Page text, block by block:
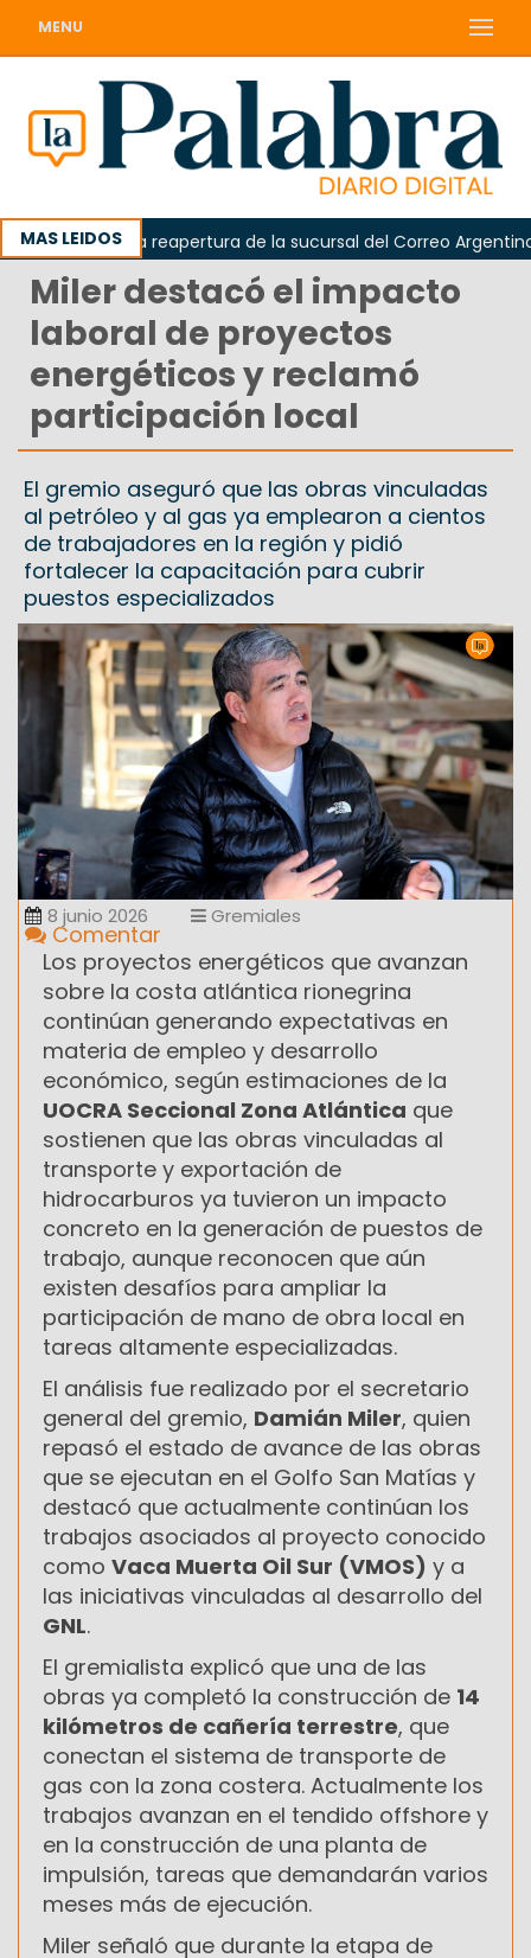
MENU
MAS LEIDOSla reapertura de la sucursal del Correo Argentino en
Miler destacó el impacto
laboral de proyectos
energéticos y reclamó
participación local
El gremio aseguró que las obras vinculadas
al petróleo y al gas ya emplearon a cientos
de trabajadores en la región y pidió
fortalecer la capacitación para cubrir
puestos especializados
8 junio 2026 Gremiales
Comentar
Los proyectos energéticos que avanzan
sobre la costa atlántica rionegrina
continúan generando expectativas en
materia de empleo y desarrollo
económico, según estimaciones de la
UOCRA Seccional Zona Atlántica que
sostienen que las obras vinculadas al
transporte y exportación de
hidrocarburos ya tuvieron un impacto
concreto en la generación de puestos de
trabajo, aunque reconocen que aún
existen desafíos para ampliar la
participación de mano de obra local en
tareas altamente especializadas.
El análisis fue realizado por el secretario
general del gremio, Damián Miler, quien
repasó el estado de avance de las obras
que se ejecutan en el Golfo San Matías y
destacó que actualmente continúan los
trabajos asociados al proyecto conocido
como Vaca Muerta Oil Sur (VMOS) y a
las iniciativas vinculadas al desarrollo del
GNL.
El gremialista explicó que una de las
obras ya completó la construcción de 14
kilómetros de cañería terrestre, que
conectan el sistema de transporte de
gas con la zona costera. Actualmente los
trabajos avanzan en el tendido offshore y
en la construcción de una planta de
impulsión, tareas que demandarán varios
meses más de ejecución.
Miler señaló que durante la etapa de